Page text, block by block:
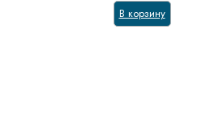
В корзину